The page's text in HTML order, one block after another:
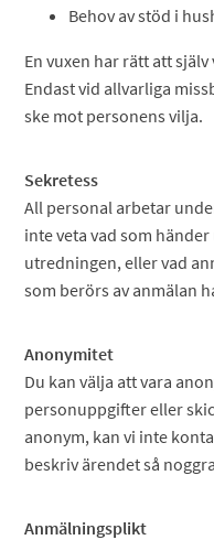
Behov av stöd i
En vuxen har rätt att
Endast vid allvarliga
ske mot personens vilja.
Sekretess
All personal arbetar
inte veta vad som
utredningen, eller vad
som berörs av anmälan
Anonymitet
Du kan välja att vara
personuppgifter eller
anonym, kan vi inte
beskriv ärendet så
Anmälningsplikt